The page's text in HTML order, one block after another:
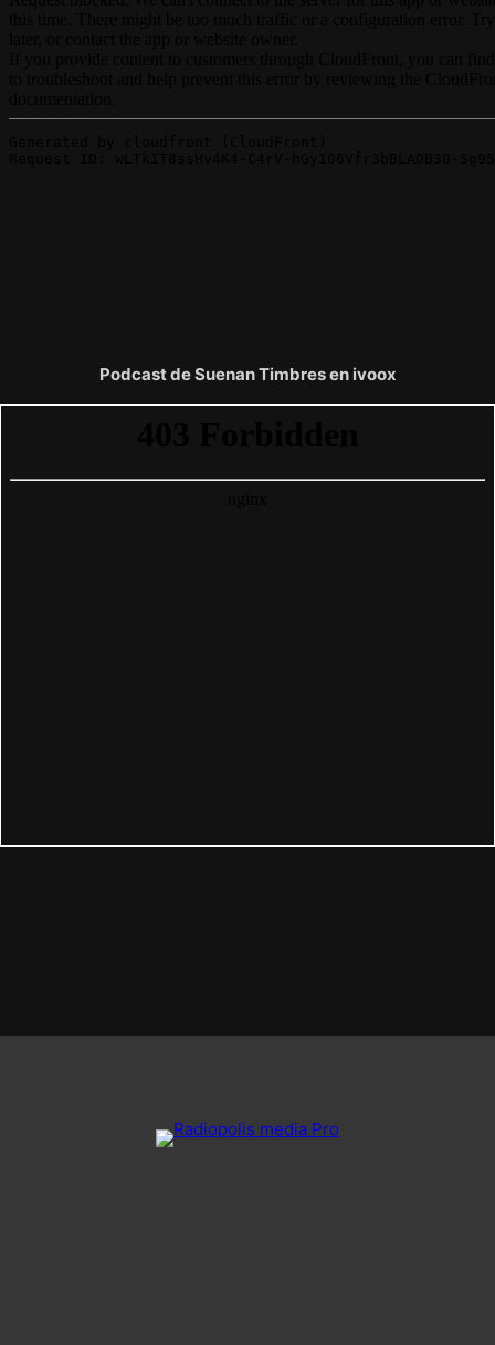
Podcast de Suenan Timbres en ivoox